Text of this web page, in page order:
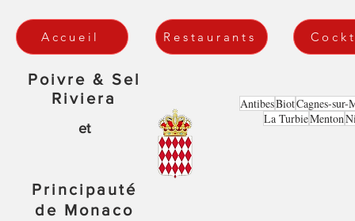
Accueil Restaurants
Poivre & Sel
Riviera
et
Principauté
de Monaco
AntibesBiotCagnes-sur-
La TurbieMenton